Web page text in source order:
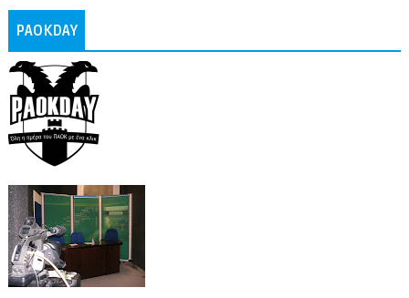
PAOKDAY